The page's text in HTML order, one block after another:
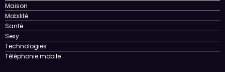
Maison
Mobilité
Santé
Sexy
Technologies
Téléphonie mobile